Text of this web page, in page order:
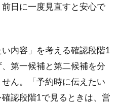
日に一度見直すと安心で
内容」を考える確認段階1
第一候補と第二候補を分
ん。「予約時に伝えたい
認段階1で見るときは、営